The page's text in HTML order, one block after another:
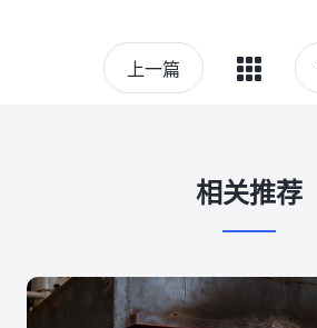
上一篇
相关推荐